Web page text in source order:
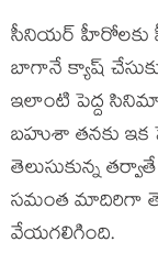
సీనియర్‍ హీరోలకు
బాగానే క్యాష్‍
ఇలాంటి పెద్ద
బహుశా తనకు ఇక
తెలుసుకున్న
సమంత మాదిరిగా
వేయగలిగింది.